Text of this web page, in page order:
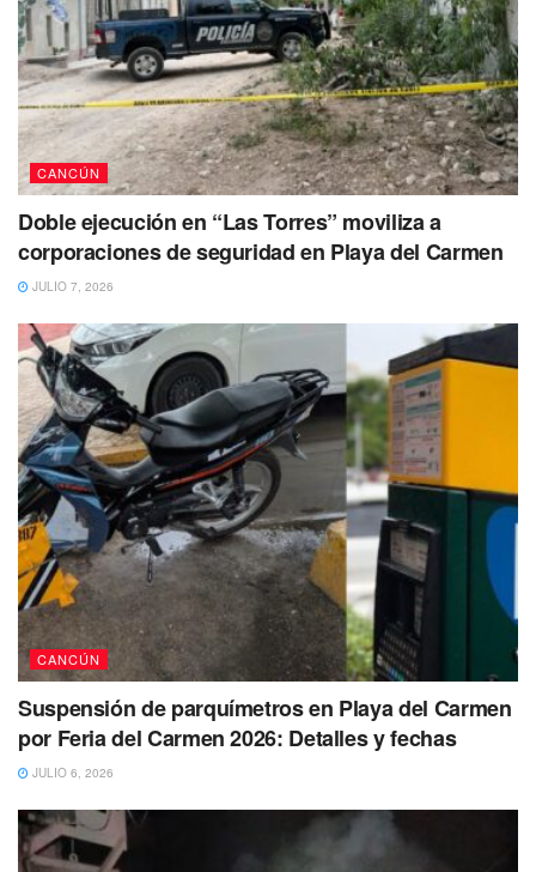
CANCÚN
Doble ejecución en “Las Torres” moviliza a
corporaciones de seguridad en Playa del Carmen
JULIO 7, 2026
CANCÚN
Suspensión de parquímetros en Playa del Carmen
por Feria del Carmen 2026: Detalles y fechas
JULIO 6, 2026